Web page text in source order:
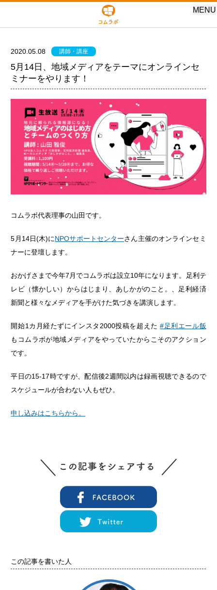
MENU
2020.05.08 講師・講座
5月14日、地域メディアをテーマにオンラインセ
ミナーをやります！
コムラボ代表理事の山田です。
5月14日(木)にNPOサポートセンターさん主催のオンラインセミ
ナーに登壇します。
おかげさまで今年7月でコムラボは設立10年になります。足利テ
レビ（懐かしい）からはじまり、あしかがのこと。、足利経済
新聞と様々なメディアを手がけた気づきを講演します。
開始1カ月経たずにインスタ2000投稿を超えた#足利エール飯
もコムラボが地域メディアをやっていたからこそのアクション
です。
平日の15-17時ですが、配信後2週間以内は録画視聴できるので
スケジュールが合わない人もぜひ。
申し込みはこちらから。
この記事を書いた人